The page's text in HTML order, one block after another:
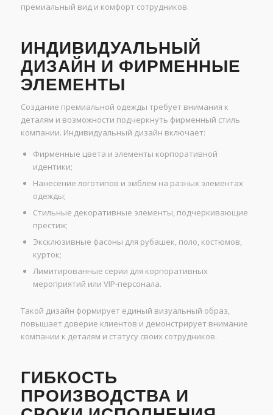
премиальный вид и комфорт сотрудников.
ИНДИВИДУАЛЬНЫЙ
ДИЗАЙН И ФИРМЕННЫЕ
ЭЛЕМЕНТЫ
Создание премиальной одежды требует внимания к
деталям и возможности подчеркнуть фирменный стиль
компании. Индивидуальный дизайн включает:
Фирменные цвета и элементы корпоративной
идентики;
Нанесение логотипов и эмблем на разных элементах
одежды;
Стильные декоративные элементы, подчеркивающие
престиж;
Эксклюзивные фасоны для рубашек, поло, костюмов,
курток;
Лимитированные серии для корпоративных
мероприятий или VIP-персонала.
Такой дизайн формирует единый визуальный образ,
повышает доверие клиентов и демонстрирует внимание
компании к деталям и статусу своих сотрудников.
ГИБКОСТЬ
ПРОИЗВОДСТВА И